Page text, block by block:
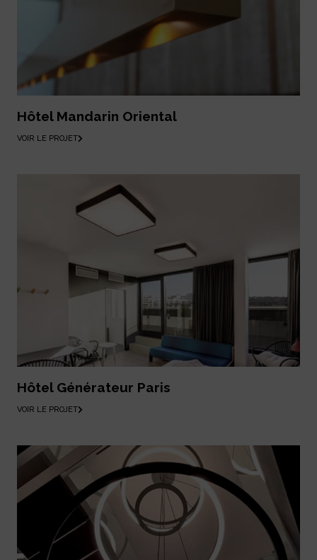
Hôtel Mandarin Oriental
VOIR LE PROJET
Hôtel Générateur Paris
VOIR LE PROJET